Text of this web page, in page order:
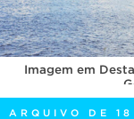
EDITAIS
INTERNACIONAL
OUVIDORIA
PORTARIAS
Imagem em
ARQUIVO DE